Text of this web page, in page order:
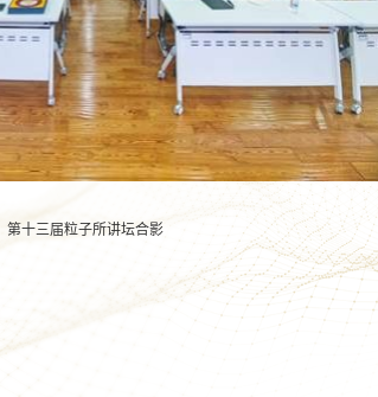
第十三届粒子所讲坛合影